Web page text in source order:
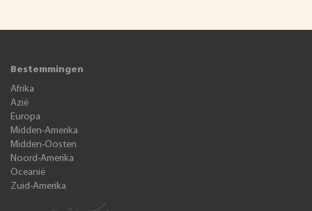
Bestemmingen
Afrika
Azië
Europa
Midden-Amerika
Midden-Oosten
Noord-Amerika
Oceanië
Zuid-Amerika